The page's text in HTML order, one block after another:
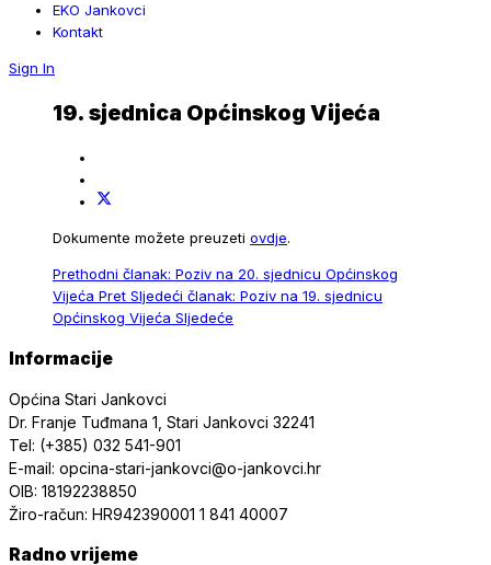
EKO Jankovci
Kontakt
Sign In
19. sjednica Općinskog Vijeća
Dokumente možete preuzeti ovdje.
Prethodni članak: Poziv na 20. sjednicu Općinskog
Vijeća Pret Sljedeći članak: Poziv na 19. sjednicu
Općinskog Vijeća Sljedeće
Informacije
Općina Stari Jankovci
Dr. Franje Tuđmana 1, Stari Jankovci 32241
Tel: (+385) 032 541-901
E-mail: opcina-stari-jankovci@o-jankovci.hr
OIB: 18192238850
Žiro-račun: HR942390001 1 841 40007
Radno vrijeme